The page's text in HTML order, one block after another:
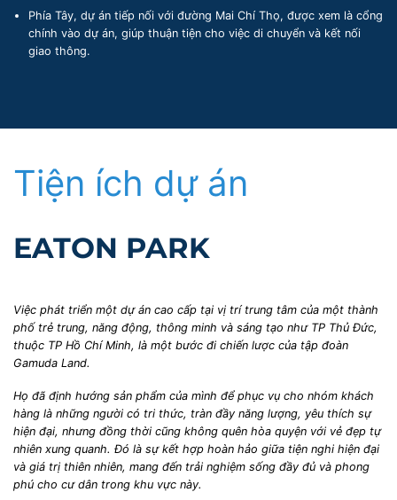
Phía Tây, dự án tiếp nối với đường Mai Chí Thọ, được xem là cổng
chính vào dự án, giúp thuận tiện cho việc di chuyển và kết nối
giao thông.
Tiện ích dự án
EATON PARK
Việc phát triển một dự án cao cấp tại vị trí trung tâm của một thành
phố trẻ trung, năng động, thông minh và sáng tạo như TP Thủ Đức,
thuộc TP Hồ Chí Minh, là một bước đi chiến lược của tập đoàn
Gamuda Land.
Họ đã định hướng sản phẩm của mình để phục vụ cho nhóm khách
hàng là những người có tri thức, tràn đầy năng lượng, yêu thích sự
hiện đại, nhưng đồng thời cũng không quên hòa quyện với vẻ đẹp tự
nhiên xung quanh. Đó là sự kết hợp hoàn hảo giữa tiện nghi hiện đại
và giá trị thiên nhiên, mang đến trải nghiệm sống đầy đủ và phong
phú cho cư dân trong khu vực này.